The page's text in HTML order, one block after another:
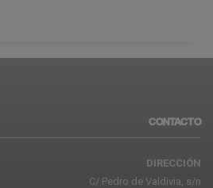
CONTACTO
DIRECCIÓN
C/ Pedro de Valdivia, s/n